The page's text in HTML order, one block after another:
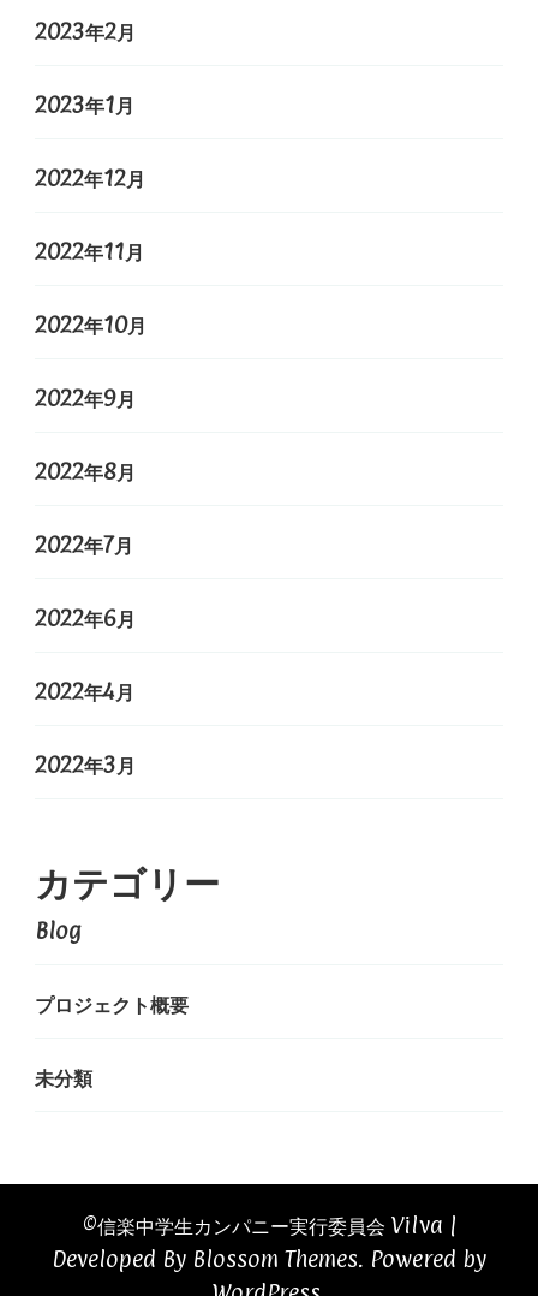
2023年2月
2023年1月
2022年12月
2022年11月
2022年10月
2022年9月
2022年8月
2022年7月
2022年6月
2022年4月
2022年3月
カテゴリー
Blog
プロジェクト概要
未分類
©️信楽中学生カンパニー実行委員会 Vilva |
Developed By Blossom Themes. Powered by